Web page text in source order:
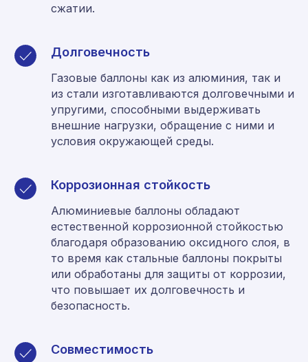
сжатии.
Долговечность
Газовые баллоны как из алюминия, так и
из стали изготавливаются долговечными и
упругими, способными выдерживать
внешние нагрузки, обращение с ними и
условия окружающей среды.
Коррозионная стойкость
Алюминиевые баллоны обладают
естественной коррозионной стойкостью
благодаря образованию оксидного слоя, в
то время как стальные баллоны покрыты
или обработаны для защиты от коррозии,
что повышает их долговечность и
безопасность.
Совместимость